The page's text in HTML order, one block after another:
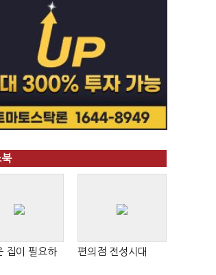
북
집이 필요하
편의점 전성시대